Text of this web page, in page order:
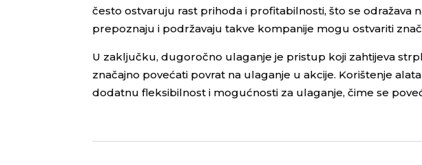
često ostvaruju rast prihoda i profitabilnosti, što se odražava
prepoznaju i podržavaju takve kompanije mogu ostvariti
U zaključku, dugoročno ulaganje je pristup koji zahtijeva
značajno povećati povrat na ulaganje u akcije. Korištenje
dodatnu fleksibilnost i mogućnosti za ulaganje, čime se